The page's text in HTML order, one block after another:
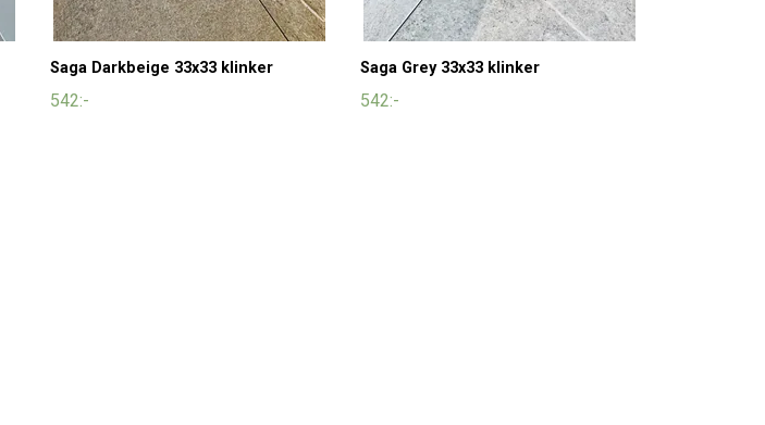
Saga Darkbeige 33x33 klinker
542:-
Saga Grey 33x33 klinker
542:-